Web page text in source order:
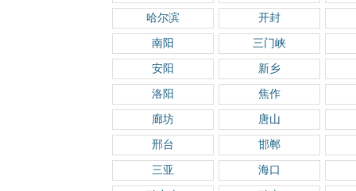
哈尔滨 开封
南阳 三门峡
安阳 新乡
洛阳 焦作
廊坊 唐山
邢台 邯郸
三亚 海口